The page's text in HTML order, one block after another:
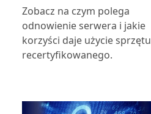
Zobacz na czym polega
odnowienie serwera i jakie
korzyści daje użycie sprzętu
recertyfikowanego.